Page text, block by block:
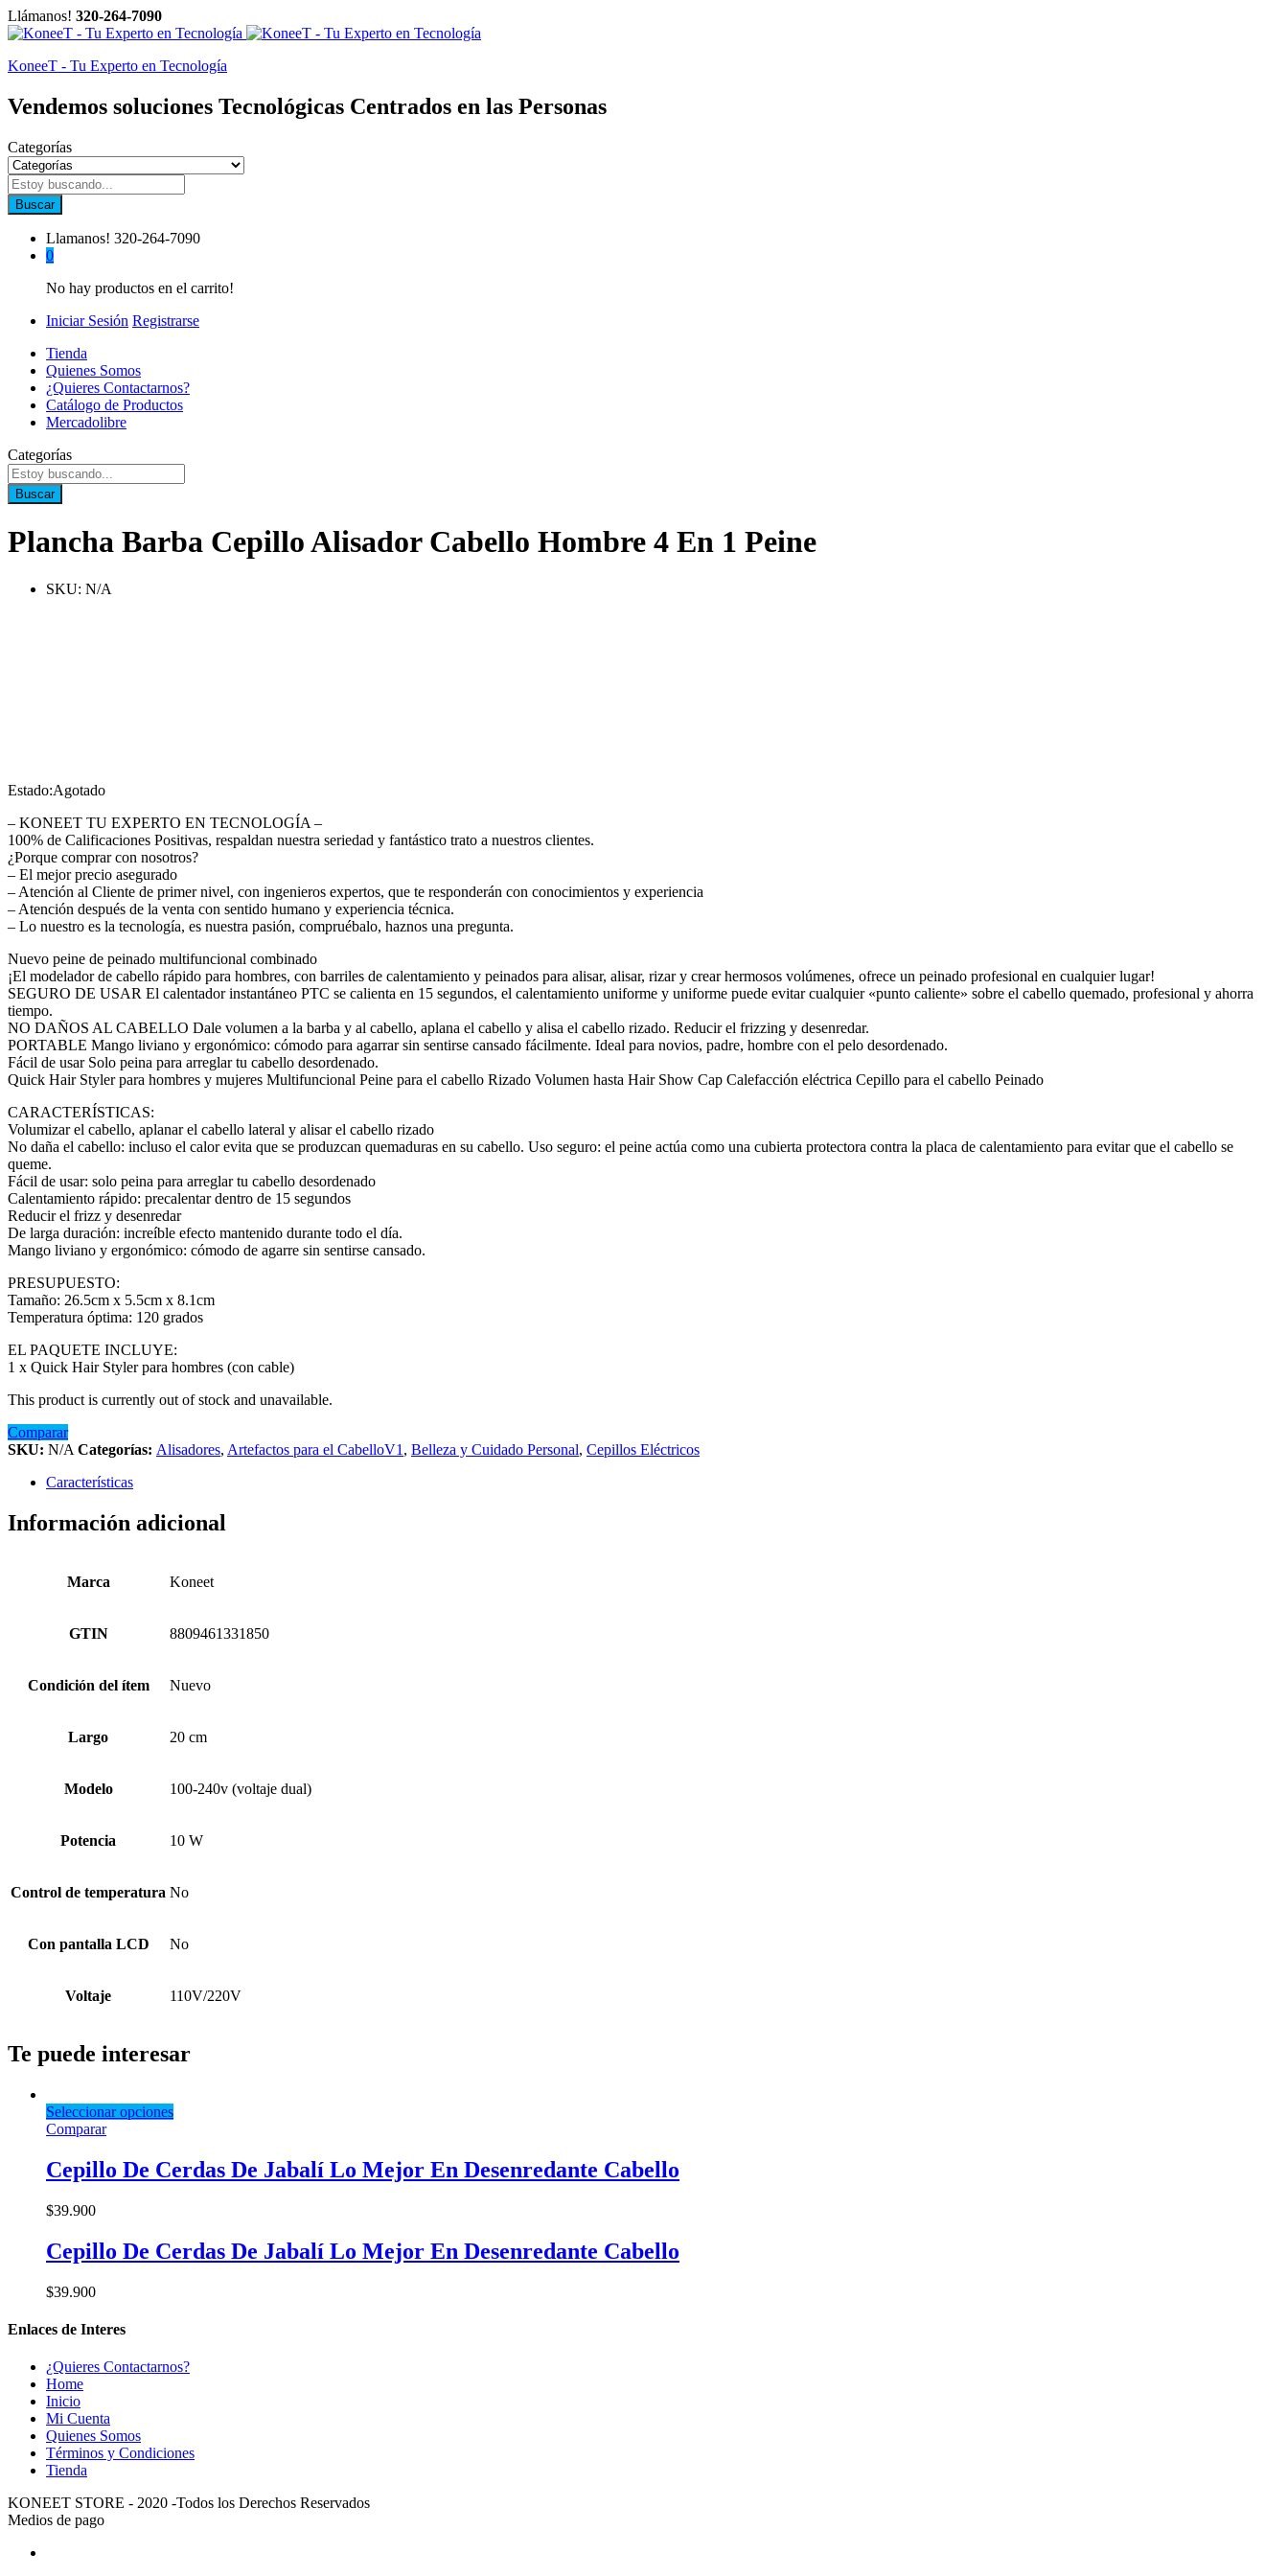
Llámanos! 320-264-7090
KoneeT - Tu Experto en Tecnología
Vendemos soluciones Tecnológicas Centrados en las Personas
Categorías
Buscar
Llamanos! 320-264-7090
0
No hay productos en el carrito!
Iniciar Sesión Registrarse
Tienda
Quienes Somos
¿Quieres Contactarnos?
Catálogo de Productos
Mercadolibre
Categorías
Buscar
Plancha Barba Cepillo Alisador Cabello Hombre 4 En 1 Peine
SKU: N/A
Estado:Agotado
– KONEET TU EXPERTO EN TECNOLOGÍA –
100% de Calificaciones Positivas, respaldan nuestra seriedad y fantástico trato a nuestros clientes.
¿Porque comprar con nosotros?
– El mejor precio asegurado
– Atención al Cliente de primer nivel, con ingenieros expertos, que te responderán con conocimientos y experiencia
– Atención después de la venta con sentido humano y experiencia técnica.
– Lo nuestro es la tecnología, es nuestra pasión, compruébalo, haznos una pregunta.
Nuevo peine de peinado multifuncional combinado
¡El modelador de cabello rápido para hombres, con barriles de calentamiento y peinados para alisar, alisar, rizar y crear hermosos volúmenes, ofrece un peinado profesional en cualquier lugar!
SEGURO DE USAR El calentador instantáneo PTC se calienta en 15 segundos, el calentamiento uniforme y uniforme puede evitar cualquier «punto caliente» sobre el cabello quemado, profesional y ahorra
tiempo.
NO DAÑOS AL CABELLO Dale volumen a la barba y al cabello, aplana el cabello y alisa el cabello rizado. Reducir el frizzing y desenredar.
PORTABLE Mango liviano y ergonómico: cómodo para agarrar sin sentirse cansado fácilmente. Ideal para novios, padre, hombre con el pelo desordenado.
Fácil de usar Solo peina para arreglar tu cabello desordenado.
Quick Hair Styler para hombres y mujeres Multifuncional Peine para el cabello Rizado Volumen hasta Hair Show Cap Calefacción eléctrica Cepillo para el cabello Peinado
CARACTERÍSTICAS:
Volumizar el cabello, aplanar el cabello lateral y alisar el cabello rizado
No daña el cabello: incluso el calor evita que se produzcan quemaduras en su cabello. Uso seguro: el peine actúa como una cubierta protectora contra la placa de calentamiento para evitar que el cabello se
queme.
Fácil de usar: solo peina para arreglar tu cabello desordenado
Calentamiento rápido: precalentar dentro de 15 segundos
Reducir el frizz y desenredar
De larga duración: increíble efecto mantenido durante todo el día.
Mango liviano y ergonómico: cómodo de agarre sin sentirse cansado.
PRESUPUESTO:
Tamaño: 26.5cm x 5.5cm x 8.1cm
Temperatura óptima: 120 grados
EL PAQUETE INCLUYE:
1 x Quick Hair Styler para hombres (con cable)
This product is currently out of stock and unavailable.
Comparar
SKU: N/A Categorías: Alisadores, Artefactos para el CabelloV1 , Belleza y Cuidado Personal, Cepillos Eléctricos
Características
Información adicional
Marca Koneet
GTIN 8809461331850
Condición del ítem Nuevo
Largo 20 cm
Modelo 100-240v (voltaje dual)
Potencia 10 W
Control de temperatura No
Con pantalla LCD No
Voltaje 110V/220V
Te puede interesar
Seleccionar opciones
Comparar
Cepillo De Cerdas De Jabalí Lo Mejor En Desenredante Cabello
$39.900
Cepillo De Cerdas De Jabalí Lo Mejor En Desenredante Cabello
$39.900
Enlaces de Interes
¿Quieres Contactarnos?
Home
Inicio
Mi Cuenta
Quienes Somos
Términos y Condiciones
Tienda
KONEET STORE - 2020 -Todos los Derechos Reservados
Medios de pago